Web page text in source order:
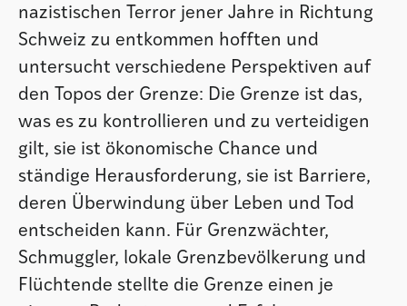
nazistischen Terror jener Jahre in Richtung
Schweiz zu entkommen hofften und
untersucht verschiedene Perspektiven auf
den Topos der Grenze: Die Grenze ist das,
was es zu kontrollieren und zu verteidigen
gilt, sie ist ökonomische Chance und
ständige Herausforderung, sie ist Barriere,
deren Überwindung über Leben und Tod
entscheiden kann. Für Grenzwächter,
Schmuggler, lokale Grenzbevölkerung und
Flüchtende stellte die Grenze einen je